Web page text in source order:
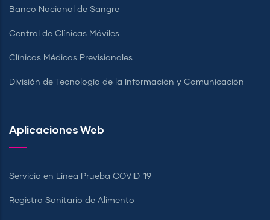
Banco Nacional de Sangre
Central de Clínicas Móviles
Clínicas Médicas Previsionales
División de Tecnología de la Información y Comunicación
Aplicaciones Web
Servicio en Línea Prueba COVID-19
Registro Sanitario de Alimento